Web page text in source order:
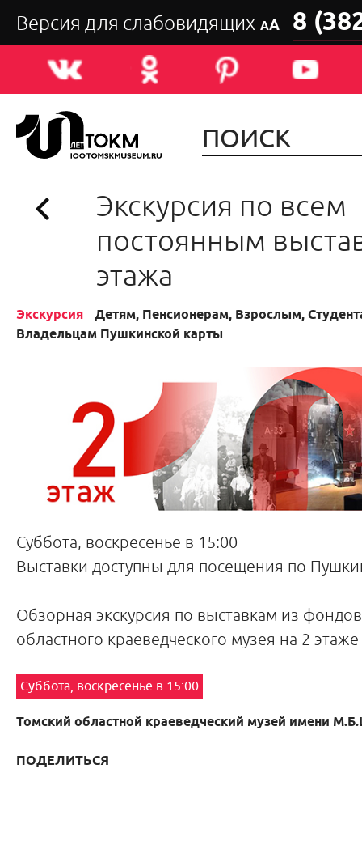
Версия для слабовидящих АА 8
Экскурсия по всем
постоянным
этажа
Экскурсия
Детям, Пенсионерам, Взрослым,
Владельцам Пушкинской карты
Суббота, воскресенье в 15:00
Выставки доступны для посещения по
Обзорная экскурсия по выставкам из
областного краеведческого музея на 2 этаже
Суббота, воскресенье в 15:00
Томский областной краеведческий музей имени
ПОДЕЛИТЬСЯ